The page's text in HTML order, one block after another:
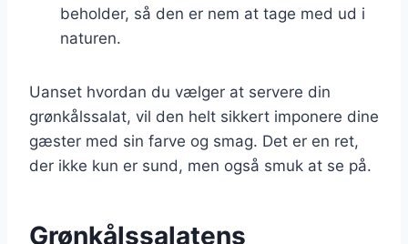
beholder, så den er nem at tage med ud i
naturen.
Uanset hvordan du vælger at servere din
grønkålssalat, vil den helt sikkert imponere dine
gæster med sin farve og smag. Det er en ret,
der ikke kun er sund, men også smuk at se på.
Grønkålssalatens